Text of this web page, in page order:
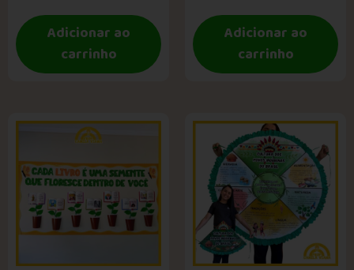
Adicionar ao
carrinho
Adicionar ao
carrinho